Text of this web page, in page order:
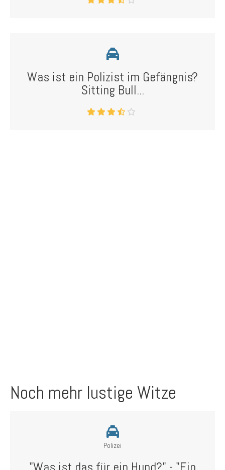
Was ist ein Polizist im Gefängnis?
Sitting Bull...
Noch mehr lustige Witze
Polizei